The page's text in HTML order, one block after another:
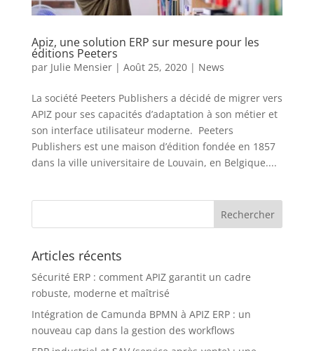
Apiz, une solution ERP sur mesure pour les
éditions Peeters
par Julie Mensier| Août 25, 2020| News
La société Peeters Publishers a décidé de migrer vers
APIZ pour ses capacités d’adaptation à son métier et
son interface utilisateur moderne. Peeters
Publishers est une maison d’édition fondée en 1857
dans la ville universitaire de Louvain, en Belgique....
Articles récents
Sécurité ERP : comment APIZ garantit un cadre
robuste, moderne et maîtrisé
Intégration de Camunda BPMN à APIZ ERP : un
nouveau cap dans la gestion des workflows